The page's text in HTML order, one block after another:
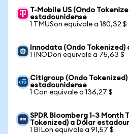
T-Mobile US (Ondo
estadounidense
1 TMUSon equivale a 180,32 $
Innodata (Ondo
1 INODon equivale a 75,63 $
Citigroup (Ondo Tokenized)
estadounidense
1 Con equivale a 136,27 $
SPDR Bloomberg 1-3 Month
Tokenized) a Dólar
1 BILon equivale a 91,57 $